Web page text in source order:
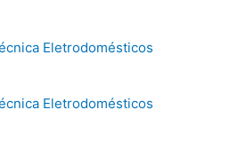
Eletrodomésticos
Eletrodomésticos